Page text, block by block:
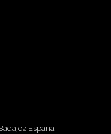
España